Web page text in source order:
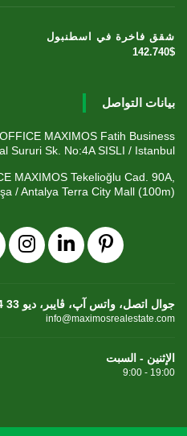
شقق فاخرة في اسطنبول
142.740$
بيانات التواصل
MAXIMOS Fatih Business
Sururi Sk. No:4A SISLI / Istanbul
MAXIMOS Tekelioğlu Cad. 90A,
/ Antalya Terra City Mall (100m)
+90 532 251 44 33 جوال اتصل، واتس آپ، ڤايبر، ديو
info@maximosrealestate.com
الإثنين - السبت
9:00 - 19:00